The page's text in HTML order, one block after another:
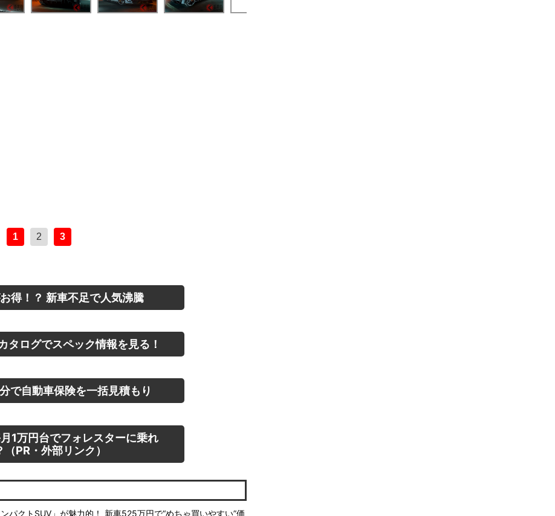
1 2 3
お得！？ 新車不足で人気沸騰
タログでスペック情報を見る！
で自動車保険を一括見積もり
1万円台でフォレスターに乗れ
（PR・外部リンク）
パクトSUV」が魅力的！ 新車525万円で“めちゃ買いやすい”価